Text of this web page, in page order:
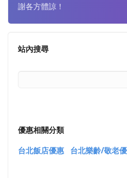
謝各方體諒！
站內搜尋
優惠相關分類
台北飯店優惠
台北樂齡/敬老